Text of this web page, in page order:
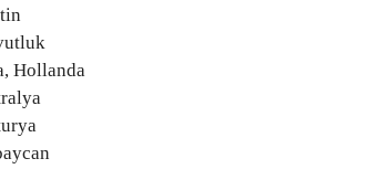
Hollanda